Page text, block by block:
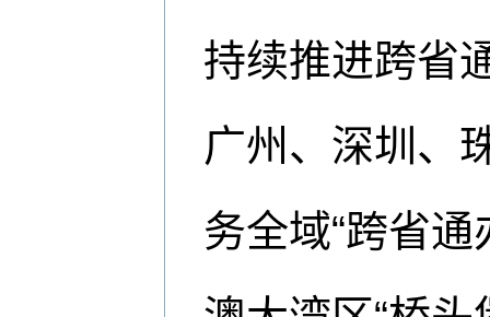
持续推进跨省
广州、深圳、
务全域“跨省通